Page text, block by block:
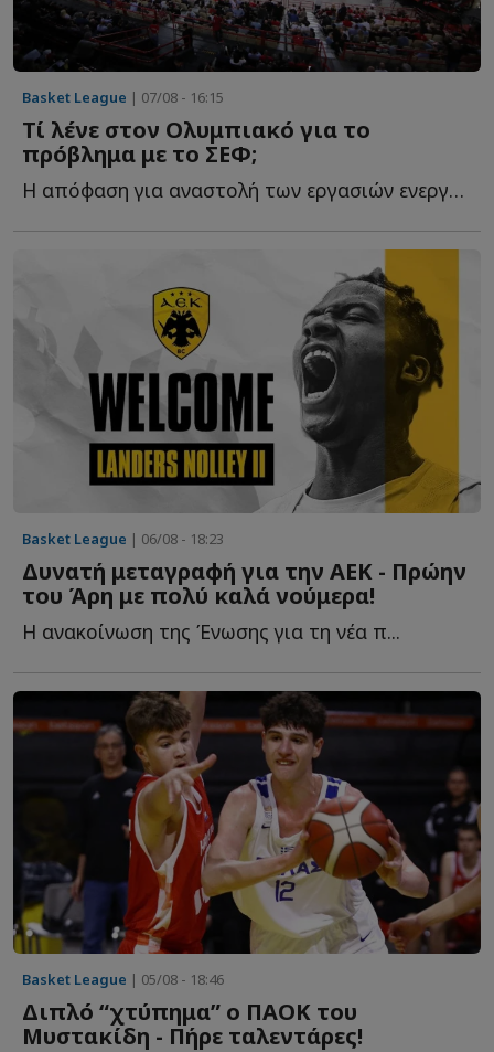
Basket League | 07/08 - 16:15
Τί λένε στον Ολυμπιακό για το
πρόβλημα με το ΣΕΦ;
Η απόφαση για αναστολή των εργασιών ενεργειακής αναβάθμισης δ...
Basket League | 06/08 - 18:23
Δυνατή μεταγραφή για την ΑΕΚ - Πρώην
του Άρη με πολύ καλά νούμερα!
Η ανακοίνωση της Ένωσης για τη νέα π...
Basket League | 05/08 - 18:46
Διπλό “χτύπημα” ο ΠΑΟΚ του
Μυστακίδη - Πήρε ταλεντάρες!